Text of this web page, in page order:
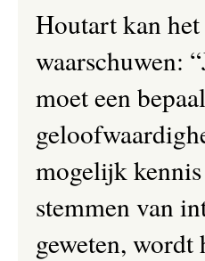
Houtart kan
waarschuwen:
moet een
mogelijk
stemmen van
geweten,